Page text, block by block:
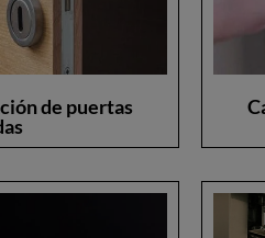
de puertas